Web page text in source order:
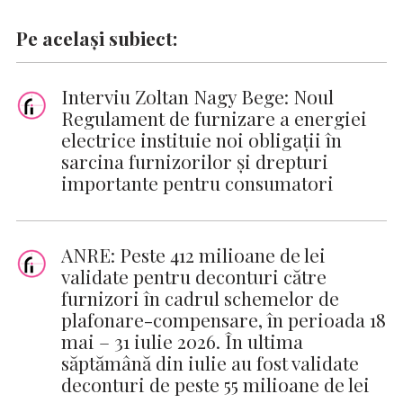
Pe același subiect:
Interviu Zoltan Nagy Bege: Noul
Regulament de furnizare a energiei
electrice instituie noi obligații în
sarcina furnizorilor și drepturi
importante pentru consumatori
ANRE: Peste 412 milioane de lei
validate pentru deconturi către
furnizori în cadrul schemelor de
plafonare-compensare, în perioada 18
mai – 31 iulie 2026. În ultima
săptămână din iulie au fost validate
deconturi de peste 55 milioane de lei